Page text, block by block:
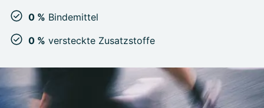
0 % Bindemittel
0 % versteckte Zusatzstoffe